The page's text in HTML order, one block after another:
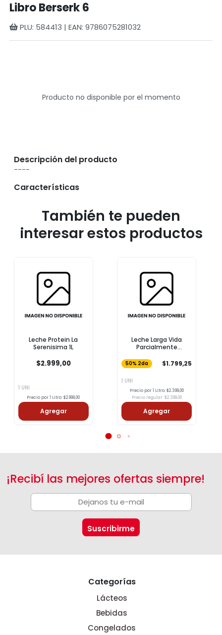
Libro Berserk 6
PLU: 584413 | EAN: 9786075281032
Producto no disponible por el momento
Descripción del producto
----
Características
También te pueden
interesar estos productos
Leche Protein La
Serenisima 1L
$2.999,00
1 UNI
Precio por 1 Litro: $2.999,00
Agregar
Leche Larga Vida
Parcialmente
50% 2da $1.799,25
1 UNI
Precio por 1 Litro: $2.399,00
Precio regular: $2.399,00
Agregar
¡Recibí las mejores ofertas siempre!
Categorías
Lácteos
Bebidas
Congelados